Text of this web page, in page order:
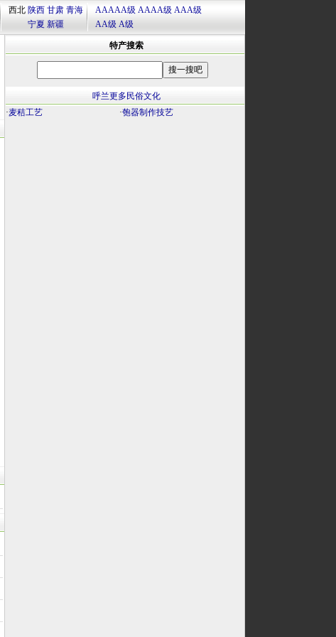
西北 陕西 甘肃 青海
宁夏 新疆
AAAAA级 AAAA级 AAA级
AA级 A级
特产搜索
呼兰更多民俗文化
·麦秸工艺 ·匏器制作技艺